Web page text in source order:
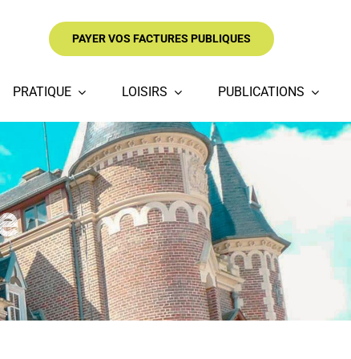
PAYER VOS FACTURES PUBLIQUES
PRATIQUE LOISIRS PUBLICATIONS